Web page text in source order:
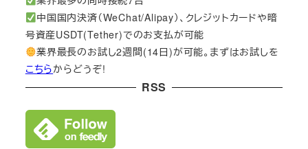
中国国内決済（WeChat/Alipay）、クレジットカードや暗
号資産USDT(Tether)でのお支払が可能
業界最長のお試し2週間(14日)が可能。まずはお試しを
こちらからどうぞ!
RSS